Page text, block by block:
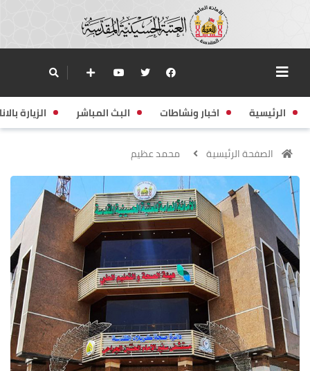
الرئيسية اخبار ونشاطات البث المباشر الزيارة
الصفحة الرئيسية محمد عظيم